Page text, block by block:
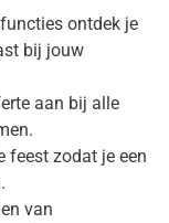
ontdek je
bij jouw
aan bij alle
feest zodat je een
van